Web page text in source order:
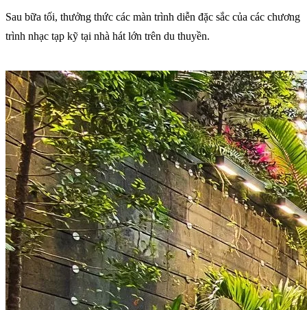
Sau bữa tối, thưởng thức các màn trình diễn đặc sắc của các chương
trình nhạc tạp kỹ tại nhà hát lớn trên du thuyền.